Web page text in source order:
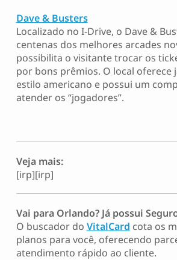
Dave & Busters
Localizado no I-Drive, o Dave &
centenas dos melhores arcades
possibilita o visitante trocar os
por bons prêmios. O local oferece
estilo americano e possui um
atender os “jogadores”.
Veja mais:
[irp][irp]
Vai para Orlando? Já possui
O buscador do VitalCard cota os
planos para você, oferecendo
atendimento rápido ao cliente.